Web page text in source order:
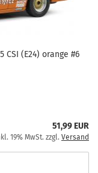
CSI (E24) orange #6
51,99 EUR
19% MwSt. zzgl. Versand